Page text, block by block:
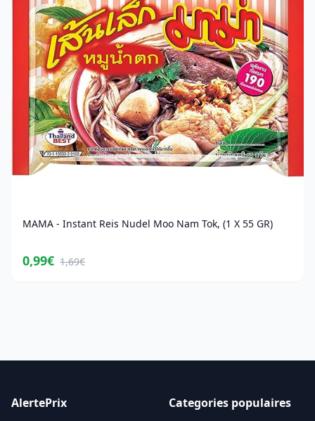
MAMA - Instant Reis Nudel Moo Nam Tok, (1 X 55 GR)
0,99€ 1,69€
AlertePrix Categories populaires